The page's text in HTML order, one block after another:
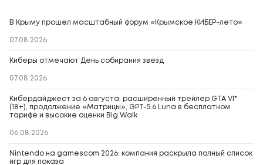
В Крыму прошел масштабный форум «Крымское КИБЕР-лето»
07.08.2026
Киберы отмечают День собирания звезд
07.08.2026
Кибердайджест за 6 августа: расширенный трейлер GTA VI*
(18+), продолжение «Матрицы», GPT-5.6 Luna в бесплатном
тарифе и высокие оценки Big Walk
06.08.2026
Nintendo на gamescom 2026: компания раскрыла полный список
игр для показа